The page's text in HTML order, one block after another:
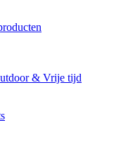
& Vrije tijd